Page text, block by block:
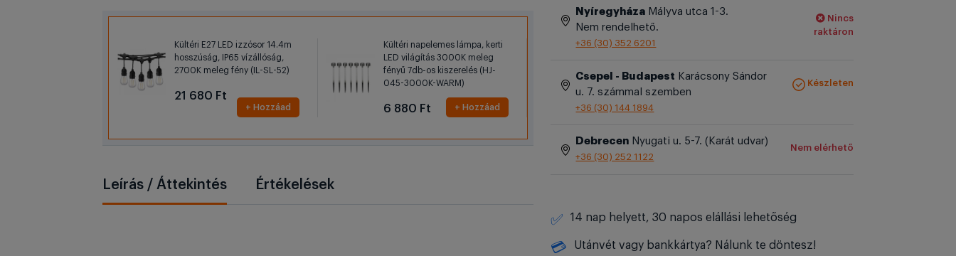
Kültéri E27 LED izzósor 14.4m
hosszúság, IP65 vízállóság,
2700K meleg fény (IL-SL-52)
21 680 Ft
+ Hozzáad
Kültéri napelemes lámpa, kerti
LED világítás 3000K meleg
fényű 7db-os kiszerelés (HJ-
045-3000K-WARM)
6 880 Ft + Hozzáad
Leírás / Áttekintés Értékelések
Nyíregyháza Mályva utca 1-3.
Nem rendelhető.
+36 (30) 352 6201
Nincs
raktáron
Csepel - Budapest Karácsony Sándor
u. 7. számmal szemben
+36 (30) 144 1894
Készleten
Debrecen Nyugati u. 5-7. (Karát udvar)
+36 (30) 252 1122
Nem elérhető
✅ 14 nap helyett, 30 napos elállási lehetőség
💳 Utánvét vagy bankkártya? Nálunk te döntesz!